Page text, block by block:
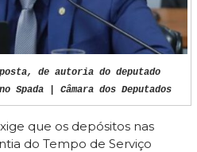
de autoria do deputado
Spada | Câmara dos Deputados
que os depósitos nas
do Tempo de Serviço